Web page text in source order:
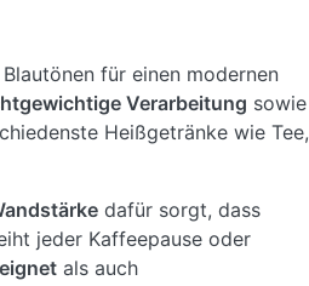
für einen modernen
Verarbeitung sowie
Heißgetränke wie Tee,
dafür sorgt, dass
jeder Kaffeepause oder
als auch